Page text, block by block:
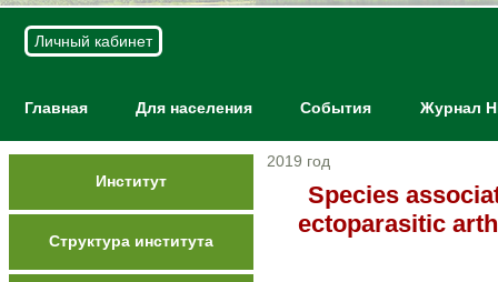
Личный кабинет
Главная Для населения События Журнал
Институт
Структура института
2019 год
Species
ectoparasitic